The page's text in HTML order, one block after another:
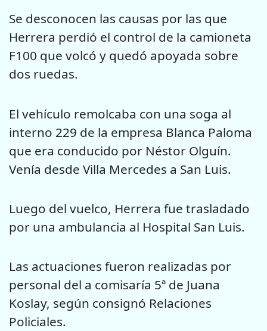
Se desconocen las causas por las que
Herrera perdió el control de la camioneta
F100 que volcó y quedó apoyada sobre
dos ruedas.
El vehículo remolcaba con una soga al
interno 229 de la empresa Blanca Paloma
que era conducido por Néstor Olguín.
Venía desde Villa Mercedes a San Luis.
Luego del vuelco, Herrera fue trasladado
por una ambulancia al Hospital San Luis.
Las actuaciones fueron realizadas por
personal del a comisaría 5ª de Juana
Koslay, según consignó Relaciones
Policiales.